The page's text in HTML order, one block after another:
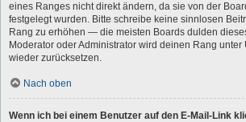
eines Ranges nicht direkt ändern, da sie von der
festgelegt wurden. Bitte schreibe keine sinnlosen
Rang zu erhöhen — die meisten Boards dulden
Moderator oder Administrator wird deinen Rang unter
wieder zurücksetzen.
Nach oben
Wenn ich bei einem Benutzer auf den E-Mail-Link